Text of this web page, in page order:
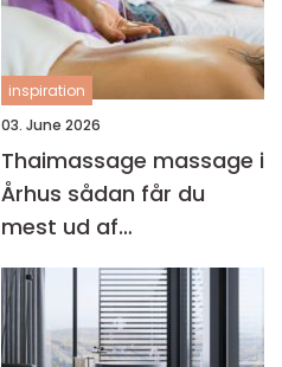
inspiration
03. June 2026
Thaimassage massage i
Århus sådan får du
mest ud af
behandlingen